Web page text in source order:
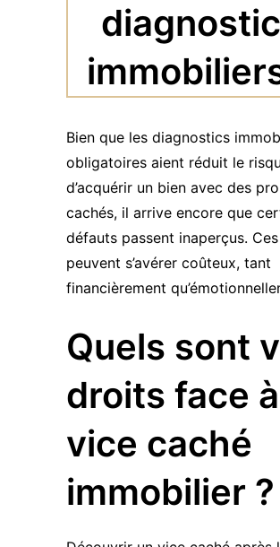
Bien que les diagnostics
obligatoires aient réduit le
d’acquérir un bien avec des
cachés, il arrive encore que
défauts passent inaperçus.
peuvent s’avérer coûteux, tant
financièrement
Quels sont
droits face
vice caché
immobilier ?